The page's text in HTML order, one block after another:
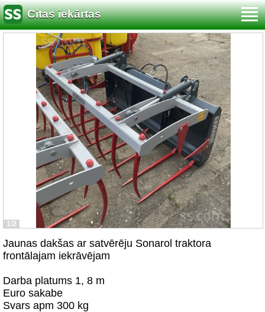
Citas iekārtas
1/2
Jaunas dakšas ar satvērēju Sonarol traktora
frontālajam iekrāvējam
Darba platums 1, 8 m
Euro sakabe
Svars apm 300 kg